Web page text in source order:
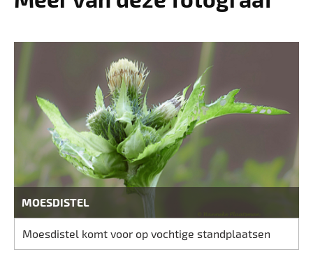
MOESDISTEL
Moesdistel komt voor op vochtige standplaatsen